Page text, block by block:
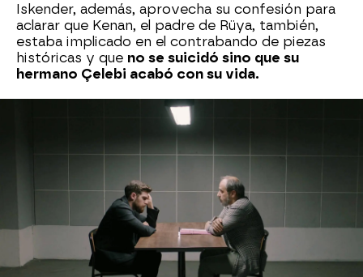
Iskender, además, aprovecha su confesión para
aclarar que Kenan, el padre de Rüya, también,
estaba implicado en el contrabando de piezas
históricas y que no se suicidó sino que su
hermano Çelebi acabó con su vida.
Iskender está desolado. Sabe que asumir su
responsabilidad de lo ocurrido en la gala benéfica
puede suponer muchos años de cárcel.Siente
que todo el mundo le ha dado la espalda
especialmente, Çicek, que fue la que le delató
ante la policía. Confiesa a su amiga Azru, con la
que tuvo un idilio, que desea morir para acabar
con su sufrimiento de una vez por todas y le
está muy dolido con la íntima amiga
de Rüya
, de la que está locamente enamorado.